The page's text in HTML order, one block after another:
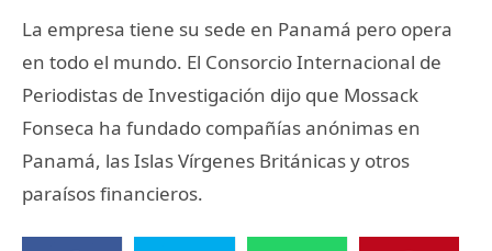
La empresa tiene su sede en Panamá pero opera
en todo el mundo. El Consorcio Internacional de
Periodistas de Investigación dijo que Mossack
Fonseca ha fundado compañías anónimas en
Panamá, las Islas Vírgenes Británicas y otros
paraísos financieros.